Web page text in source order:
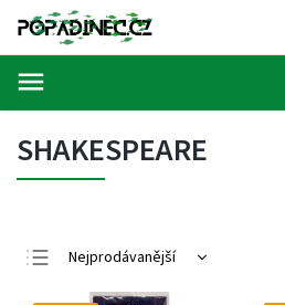
SHAKESPEARE
Nejprodávanější
Nejlevnější